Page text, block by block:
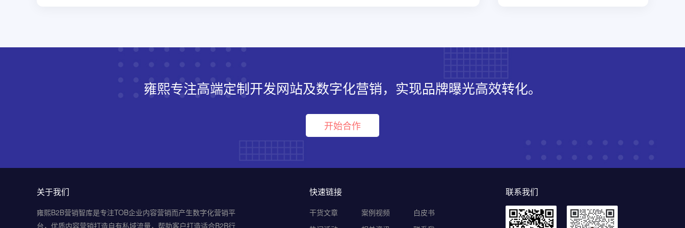
雍熙专注高端定制开发网站及数字化营销，实现品牌曝光高效转化。
开始合作
关于我们
雍熙B2B营销智库是专注TOB企业内容营销而产生数字化营销平
台，优质内容营销打造自有私域流量，帮助客户打造适合B2B行
快速链接
干货文章 案例视频
白皮书
联系我们